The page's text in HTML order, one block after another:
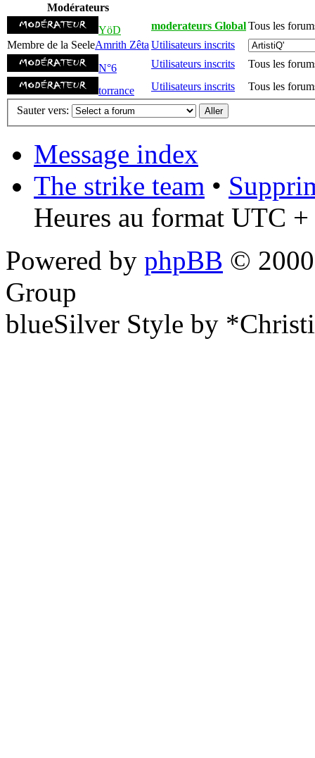
Modérateurs
YöD
moderateurs GlobalTous les
Membre de la SeeleAmrith Zêta Utilisateurs inscrits
N°6
Utilisateurs inscrits Tous les
torrance Utilisateurs inscrits Tous les
Sauter vers:
Message index
The strike team •
Heures au format UTC
Powered by phpBB ©
Group
blueSilver Style by